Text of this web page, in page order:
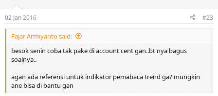
02 Jan 2016 #23
Fajar Armiyanto said:
besok senin coba tak pake di account cent gan..bt nya bagus
soalnya..
agan ada referensi untuk indikator pemabaca trend ga? mungkin
ane bisa di bantu gan